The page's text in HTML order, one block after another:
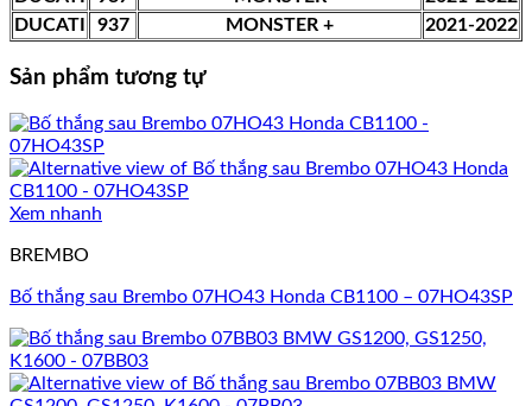
DUCATI
937 MONSTER + 2021-2022
Sản phẩm tương tự
Xem nhanh
BREMBO
Bố thắng sau Brembo 07HO43 Honda CB1100 – 07HO43SP